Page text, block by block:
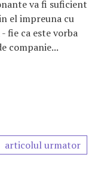
va fi suficient
el impreuna cu
fie ca este vorba
companie...
articolul urmator